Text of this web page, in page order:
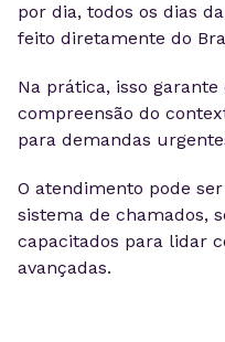
por dia, todos os dias
feito diretamente do
Na prática, isso
compreensão do
para demandas
O atendimento pode
sistema de chamados,
capacitados para lidar
avançadas.